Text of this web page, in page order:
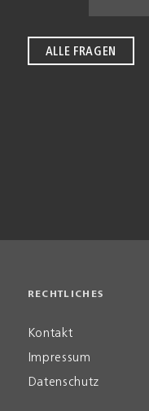
ALLE FRAGEN
RECHTLICHES
Kontakt
Impressum
Datenschutz